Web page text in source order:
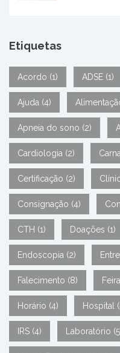
Etiquetas
Acordo (1) ADSE (1)
Ajuda (4)
Apneia do sono (2)
Cardiologia (2)
Certificação (2)
Consignação (4)
CTH (1) Doações (1)
Endoscopia (2)
Falecimento (8)
Horário (4) Hospital
IRS (4) Laboratório